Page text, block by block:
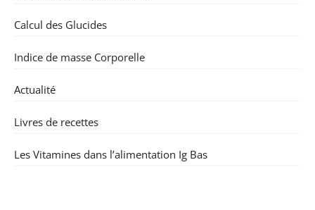
Calcul des Glucides
Indice de masse Corporelle
Actualité
Livres de recettes
Les Vitamines dans l’alimentation Ig Bas